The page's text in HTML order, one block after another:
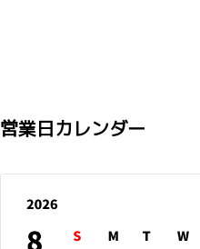
営業日カレンダー